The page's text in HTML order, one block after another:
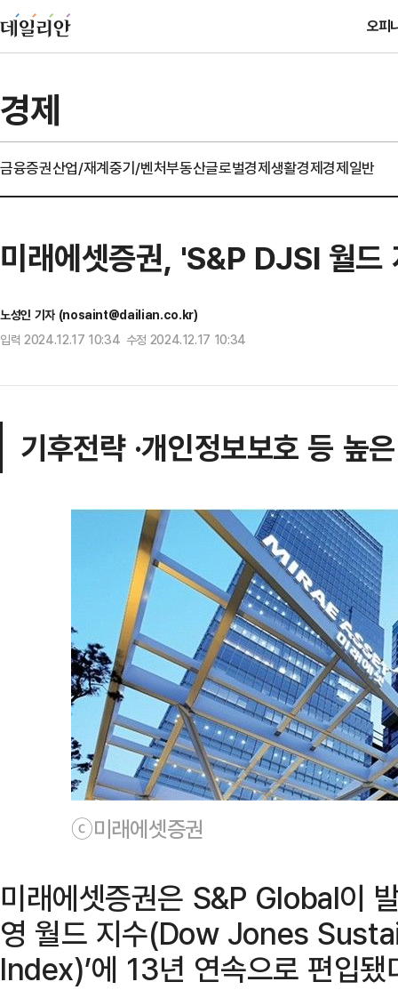
오피
경제
금융증권산업/재계중기/벤처부동산글로벌경제생활경제경제일반
미래에셋증권, 'S&P DJSI 월드
노성인 기자 (nosaint@dailian.co.kr)
입력 2024.12.17 10:34 수정 2024.12.17 10:34
기후전략 ·개인정보보호 등 높
ⓒ미래에셋증권
미래에셋증권은 S&P Global이
영 월드 지수(Dow Jones
Index)’에 13년 연속으로 편입